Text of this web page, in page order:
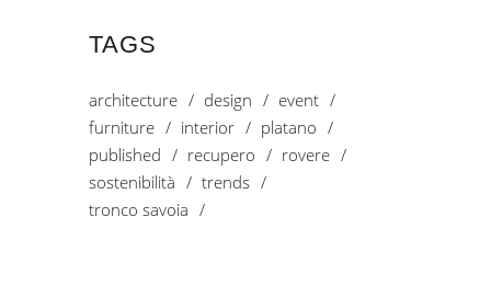
TAGS
architecture design
event
furniture
interior
platano
published
recupero
rovere
sostenibilità
trends
tronco savoia